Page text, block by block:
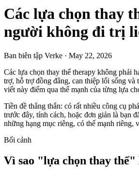
Các lựa chọn thay
người không đi trị
Ban biên tập Verke · May 22, 2026
Các lựa chọn thay thế therapy không phải
trợ, hỗ trợ đồng đẳng, can thiệp lối sống
viết này điểm qua thế mạnh của từng lựa
Tiền đề thẳng thắn: có rất nhiều công cụ
trước đây, tính cách, hoặc đơn giản là bạn
những hạng mục riêng, có thế mạnh
Bối cảnh
Vì sao "lựa chọn thay thế"